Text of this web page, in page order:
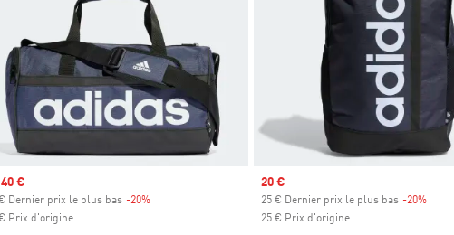
soldé
€
Dernier prix le plus bas -20%Rabais
Prix d'origine
Prix soldé
20 €
25 € Dernier prix le plus bas -20%
25 € Prix d'origine